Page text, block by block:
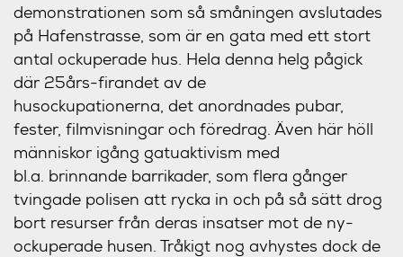
demonstrationen som så småningen avslutades
på Hafenstrasse, som är en gata med ett stort
antal ockuperade hus. Hela denna helg pågick
där 25års-firandet av de
husockupationerna, det anordnades pubar,
fester, filmvisningar och föredrag. Även här höll
människor igång gatuaktivism med
bl.a. brinnande barrikader, som flera gånger
tvingade polisen att rycka in och på så sätt drog
bort resurser från deras insatser mot de ny-
ockuperade husen. Tråkigt nog avhystes dock de